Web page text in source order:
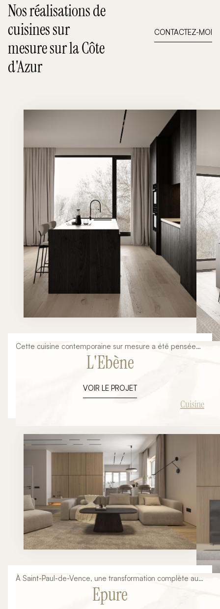
Nos réalisations de
cuisines sur
mesure sur la Côte
d'Azur
CONTACTEZ-MOI
Cette cuisine contemporaine sur mesure a été pensée
dans une approche minimaliste et architecturale mêlant
lignes épurées, matériaux nobles et ambiance
élégant et fonctionnel parfaitement intégré à
l’architecture intérieure du lieu tout en mettant en valeur
d’un îlot central, cette cuisine devient un véritable
espace de vie ouvert et convivial.
L'Ebène
VOIR LE PROJET
Cuisine
À Saint-Paul-de-Vence, une transformation complète au
service d’un lieu de vie élégant
Epure